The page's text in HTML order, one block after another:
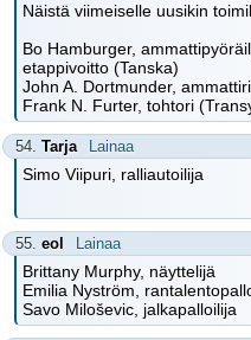
Näistä viimeiselle uusikin
Bo Hamburger,
etappivoitto (Tanska)
John A. Dortmunder,
Frank N. Furter, tohtori
54. Tarja Lainaa
Simo Viipuri, ralliautoilija
55. eol Lainaa
Brittany Murphy, näyttelijä
Emilia Nyström,
Savo Miloševic, jalkapalloilija